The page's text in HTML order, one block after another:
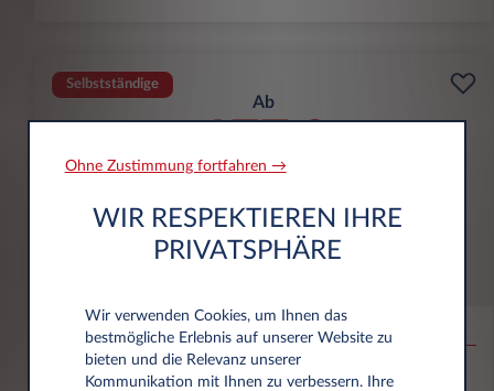
Selbstständige
Ab
pro Monat exkl. MwSt.
FIAT 500
PS)
Ohne Zustimmung fortfahren →
WIR RESPEKTIEREN IHRE
PRIVATSPHÄRE
Wir verwenden Cookies, um Ihnen das
bestmögliche Erlebnis auf unserer Website zu
bieten und die Relevanz unserer
Kommunikation mit Ihnen zu verbessern. Ihre